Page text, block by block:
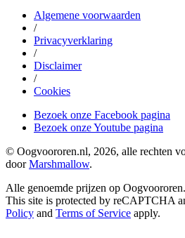
Algemene voorwaarden
/
Privacyverklaring
/
Disclaimer
/
Cookies
Bezoek onze Facebook pagina
Bezoek onze Youtube pagina
© Oogvoororen.nl, 2026, alle rechten
doorMarshmallow.
Alle genoemde prijzen op
This site is protected by reCAPTCHA
Policy and Terms of Service apply.